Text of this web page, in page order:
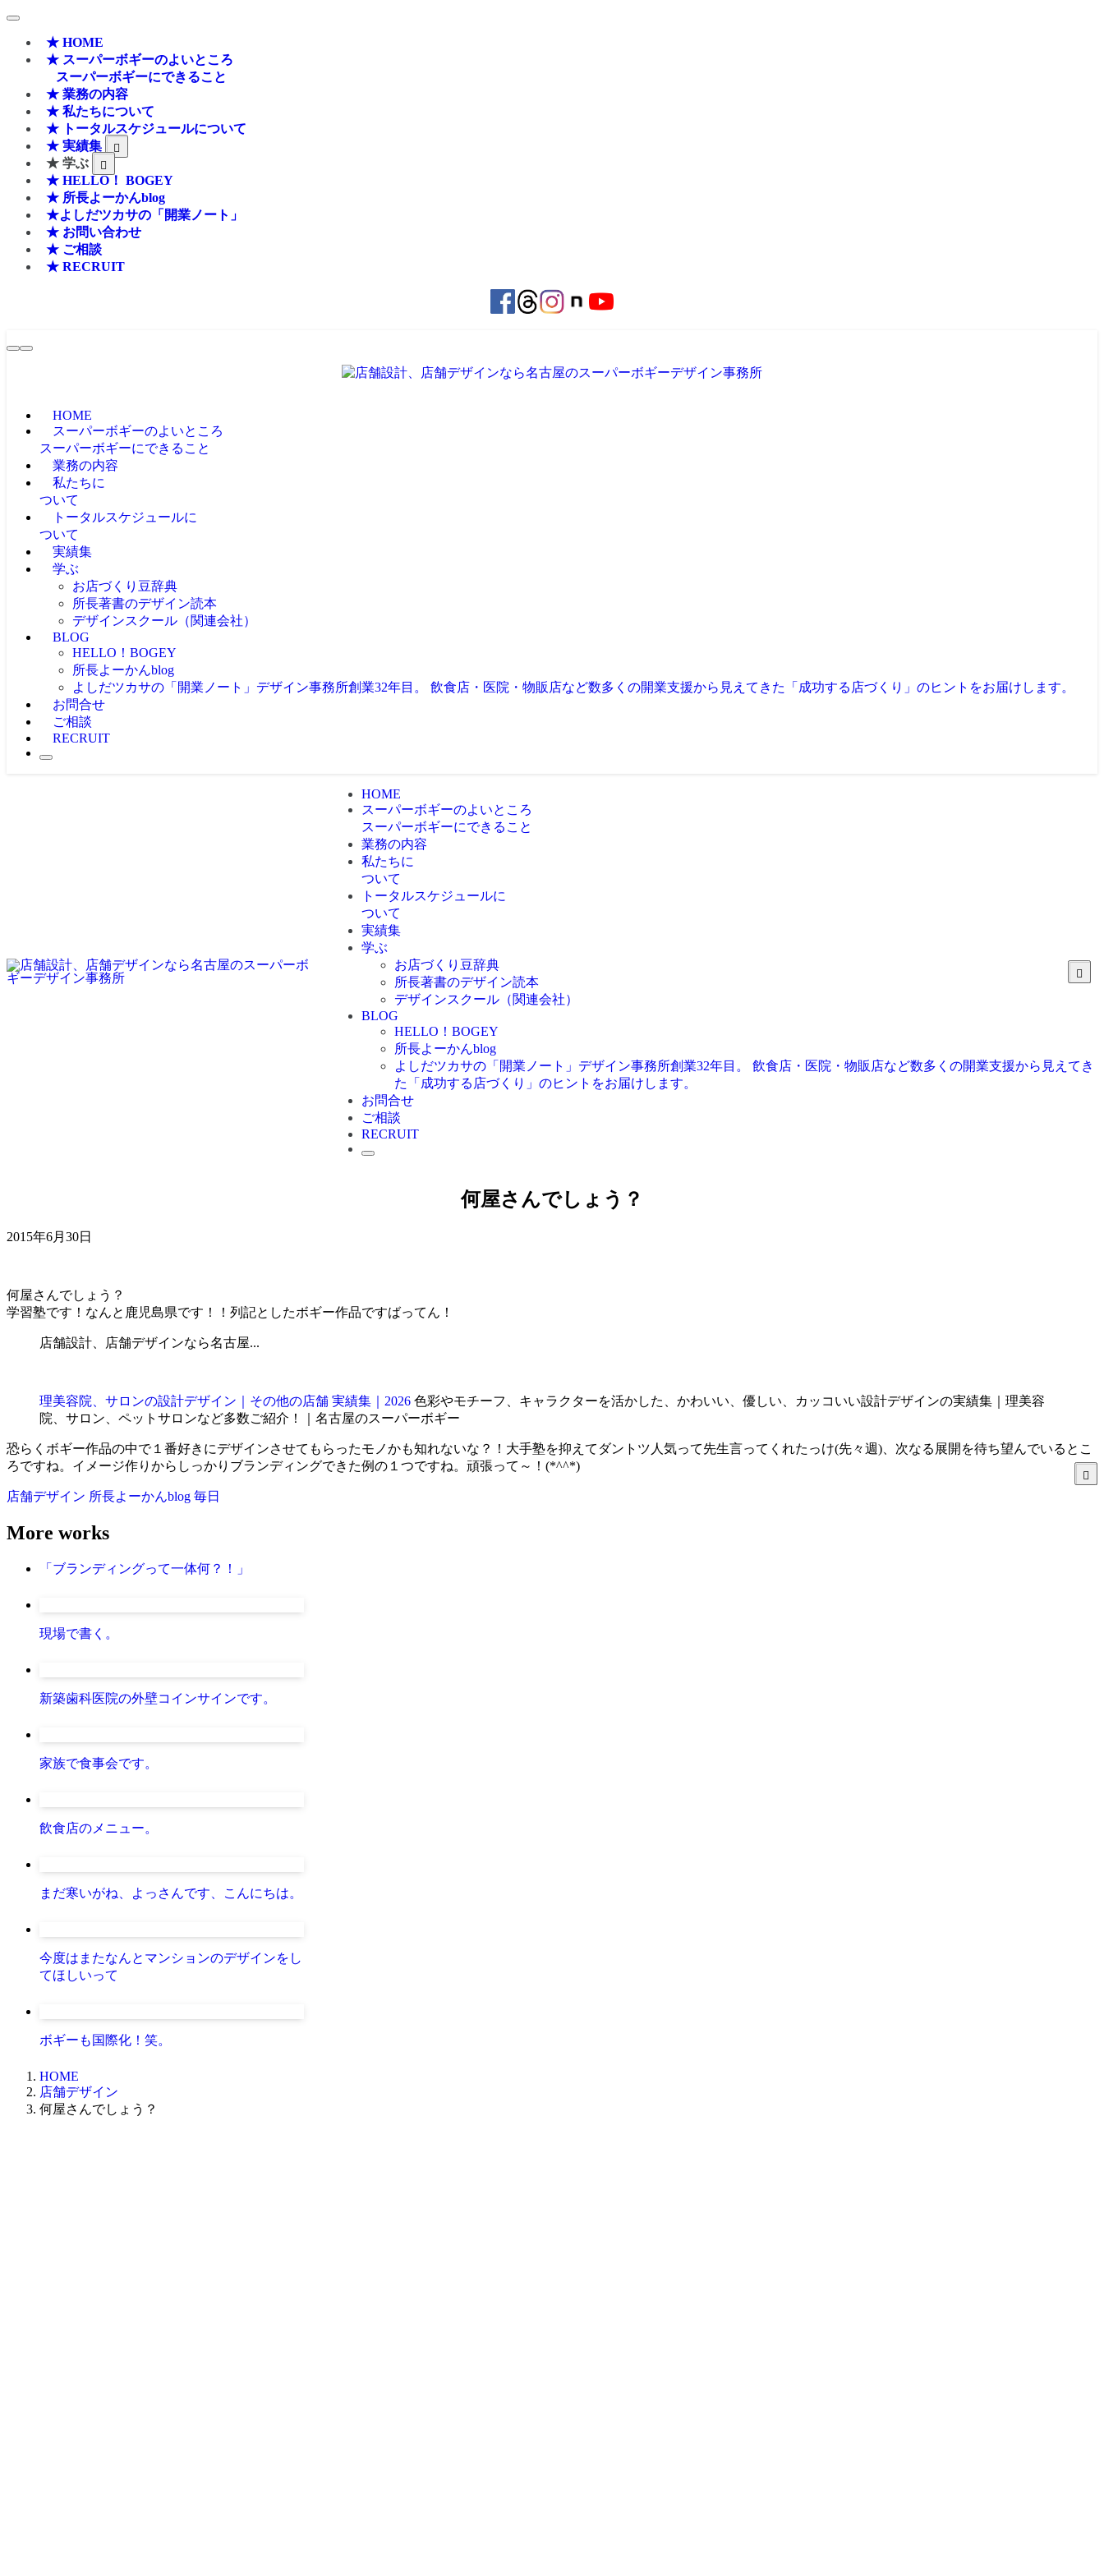
★ HOME
★ スーパーボギーのよいところ
スーパーボギーにできること
★ 業務の内容
★ 私たちについて
★ トータルスケジュールについて
★ 実績集
★ 学ぶ
★ HELLO！ BOGEY
★ 所長よーかんblog
★よしだツカサの「開業ノート」
★ お問い合わせ
★ ご相談
★ RECRUIT
HOME
スーパーボギーのよいところ
スーパーボギーにできること
業務の内容
私たちに
ついて
トータルスケジュールに
ついて
実績集
学ぶ
お店づくり豆辞典
所長著書のデザイン読本
デザインスクール（関連会社）
BLOG
HELLO！BOGEY
所長よーかんblog
よしだツカサの「開業ノート」 デザイン事務所創業32年目。 飲食店・医院・物販店など数多くの開業支援から見えてきた「成功する店づくり」のヒントをお届けします。
お問合せ
ご相談
RECRUIT
HOME
スーパーボギーのよいところ
スーパーボギーにできること
業務の内容
私たちに
ついて
トータルスケジュールに
ついて
実績集
学ぶ
お店づくり豆辞典
所長著書のデザイン読本
デザインスクール（関連会社）
BLOG
HELLO！BOGEY
所長よーかんblog
よしだツカサの「開業ノート」 デザイン事務所創業32年目。 飲食店・医院・物販店など数多くの開業支援から見えてき
た「成功する店づくり」のヒントをお届けします。
お問合せ
ご相談
RECRUIT
何屋さんでしょう？
2015年6月30日
何屋さんでしょう？
学習塾です！なんと鹿児島県です！！列記としたボギー作品ですばってん！
店舗設計、店舗デザインなら名古屋...
理美容院、サロンの設計デザイン｜その他の店舗 実績集｜2026 色彩やモチーフ、キャラクターを活かした、かわいい、優しい、カッコいい設計デザインの実績集｜理美容
院、サロン、ペットサロンなど多数ご紹介！｜名古屋のスーパーボギー
恐らくボギー作品の中で１番好きにデザインさせてもらったモノかも知れないな？！大手塾を抑えてダントツ人気って先生言ってくれたっけ(先々週)、次なる展開を待ち望んでいるとこ
ろですね。イメージ作りからしっかりブランディングできた例の１つですね。頑張って～！(*^^*)
店舗デザイン 所長よーかんblog 毎日
More works
「ブランディングって一体何？！」
現場で書く。
新築歯科医院の外壁コインサインです。
家族で食事会です。
飲食店のメニュー。
まだ寒いがね、よっさんです、こんにちは。
今度はまたなんとマンションのデザインをし
てほしいって
ボギーも国際化！笑。
HOME
店舗デザイン
何屋さんでしょう？